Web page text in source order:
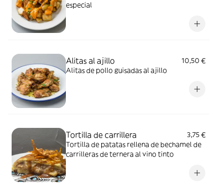
especial
Alitas al ajillo
10,50 €
Alitas de pollo guisadas al ajillo
Tortilla de carrillera
3,75 €
Tortilla de patatas rellena de bechamel de
carrilleras de ternera al vino tinto